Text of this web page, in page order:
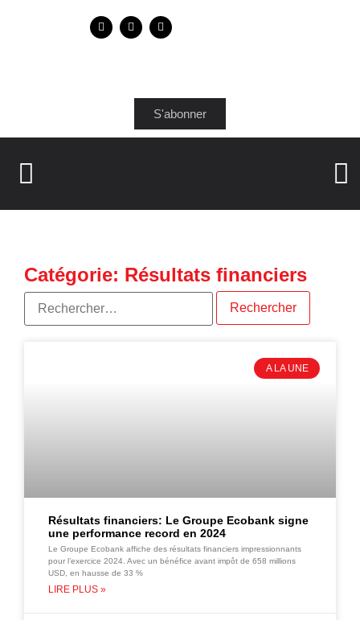
S'abonner
Catégorie: Résultats financiers
A LA UNE
Résultats financiers: Le Groupe Ecobank signe
une performance record en 2024
Le Groupe Ecobank affiche des résultats financiers impressionnants
pour l’exercice 2024. Avec un bénéfice avant impôt de 658 millions
USD, en hausse de 33 %
LIRE PLUS »